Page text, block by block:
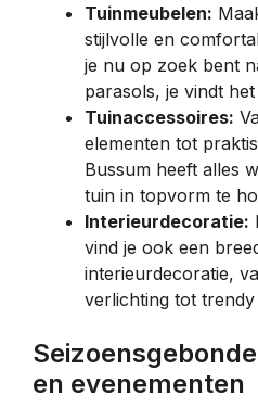
Tuinmeubelen:
stijlvolle en
je nu op zoek bent
parasols, je vindt het
Tuinaccessoires:
elementen tot
Bussum heeft alles
tuin in topvorm te
Interieurdecoratie:
vind je ook een
interieurdecoratie,
verlichting tot
Seizoensgebonden aanbiedingen
en evenementen